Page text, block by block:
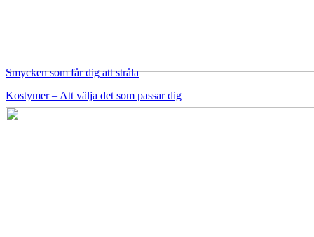
Smycken som får dig att stråla
Kostymer – Att välja det som passar dig